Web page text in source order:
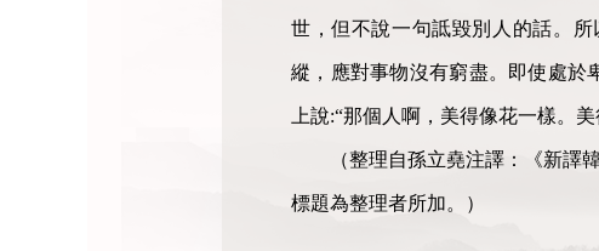
世，但不說一句詆毀別人的話。
縱，應對事物沒有窮盡。即使處於
上說:“那個人啊，美得像花一樣。
（整理自孫立堯注譯：《新譯
標題為整理者所加。）